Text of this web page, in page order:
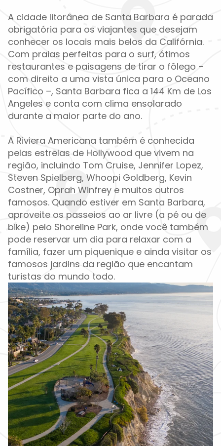
A cidade litorânea de Santa Barbara é parada
obrigatória para os viajantes que desejam
conhecer os locais mais belos da Califórnia.
Com praias perfeitas para o surf, ótimos
restaurantes e paisagens de tirar o fôlego –
com direito a uma vista única para o Oceano
Pacífico –, Santa Barbara fica a 144 Km de Los
Angeles e conta com clima ensolarado
durante a maior parte do ano.
A Riviera Americana também é conhecida
pelas estrelas de Hollywood que vivem na
região, incluindo Tom Cruise, Jennifer Lopez,
Steven Spielberg, Whoopi Goldberg, Kevin
Costner, Oprah Winfrey e muitos outros
famosos. Quando estiver em Santa Barbara,
aproveite os passeios ao ar livre (a pé ou de
bike) pelo Shoreline Park, onde você também
pode reservar um dia para relaxar com a
família, fazer um piquenique e ainda visitar os
famosos jardins da região que encantam
turistas do mundo todo.